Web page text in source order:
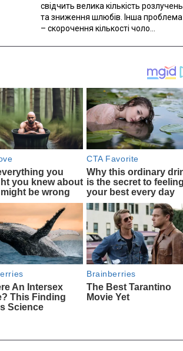
свідчить велика кількість розлучень
та зниження шлюбів. Інша проблема
– скорочення кількості чоло...